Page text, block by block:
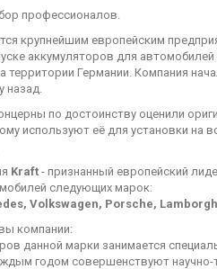
профессионалов.
крупнейшим европейским
аккумуляторов для
территории Германии. Компания
назад.
по достоинству оценили
используют её для установки на
Kraft - признанный европейский
следующих марок:
Volkswagen, Porsche,
компании:
данной марки занимается
годом совершенствуют научно-